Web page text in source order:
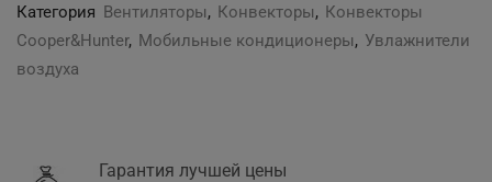
комплекс
Категория Вентиляторы, Конвекторы, Конвекторы
Cooper&Hunter, Мобильные кондиционеры, Увлажнители
воздуха
Гарантия лучшей цены